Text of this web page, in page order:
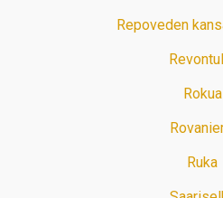
Repoveden
Rokua
Ruka